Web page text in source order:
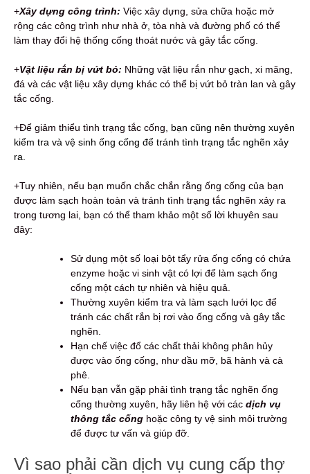
+Xây dựng công trình: Việc xây dựng, sửa chữa hoặc mở
rộng các công trình như nhà ở, tòa nhà và đường phố có thể
làm thay đổi hệ thống cống thoát nước và gây tắc cống.
+Vật liệu rắn bị vứt bỏ: Những vật liệu rắn như gạch, xi măng,
đá và các vật liệu xây dựng khác có thể bị vứt bỏ tràn lan và gây
tắc cống.
+Để giảm thiểu tình trạng tắc cống, bạn cũng nên thường xuyên
kiểm tra và vệ sinh ống cống để tránh tình trạng tắc nghẽn xảy
ra.
+Tuy nhiên, nếu bạn muốn chắc chắn rằng ống cống của bạn
được làm sạch hoàn toàn và tránh tình trạng tắc nghẽn xảy ra
trong tương lai, bạn có thể tham khảo một số lời khuyên sau
đây:
Sử dụng một số loại bột tẩy rửa ống cống có chứa
enzyme hoặc vi sinh vật có lợi để làm sạch ống
cống một cách tự nhiên và hiệu quả.
Thường xuyên kiểm tra và làm sạch lưới lọc để
tránh các chất rắn bị rơi vào ống cống và gây tắc
nghẽn.
Hạn chế việc đổ các chất thải không phân hủy
được vào ống cống, như dầu mỡ, bã hành và cà
phê.
Nếu bạn vẫn gặp phải tình trạng tắc nghẽn ống
cống thường xuyên, hãy liên hệ với các dịch vụ
thông tắc cống hoặc công ty vệ sinh môi trường
để được tư vấn và giúp đỡ.
Vì sao phải cần dịch vụ cung cấp thợ